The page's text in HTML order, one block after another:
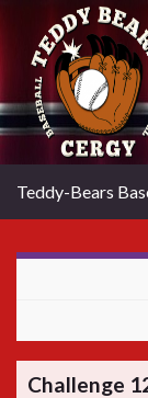
Teddy-Bears
Challenge